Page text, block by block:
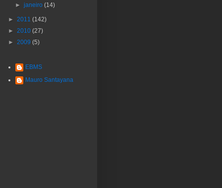
►janeiro(14)
► 2011 (142)
► 2010 (27)
► 2009 (5)
EBMS
Mauro Santayana